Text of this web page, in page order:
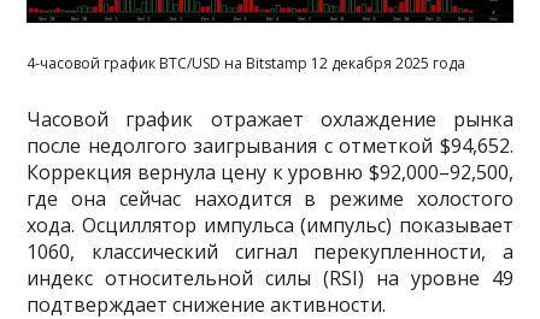
4-часовой график BTC/USD на Bitstamp 12 декабря 2025 года
Часовой график отражает охлаждение рынка
после недолгого заигрывания с отметкой $​​94,652.
Коррекция вернула цену к уровню $92,000–92,500,
где она сейчас находится в режиме холостого
хода. Осциллятор импульса (импульс) показывает
1060, классический сигнал перекупленности, а
индекс относительной силы (RSI) на уровне 49
подтверждает снижение активности.